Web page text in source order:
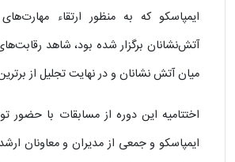
ایمپاسکو که به منظور ارتقاء
آتش‌نشانان برگزار شده بود، شاهد
میان آتش نشانان و در نهایت تجلیل از
اختتامیه این دوره از مسابقات با حضور
ایمپاسکو و جمعی از مدیران و معاونان